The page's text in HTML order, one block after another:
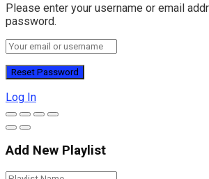
Please enter your username or email
password.
Log In
Add New Playlist